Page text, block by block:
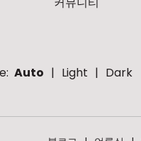
Auto Light Dark